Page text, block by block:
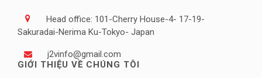
Head office: 101-Cherry House-4- 17-19-
Sakuradai-Nerima Ku-Tokyo- Japan
j2vinfo@gmail.com
GIỚI THIỆU VỀ CHÚNG TÔI